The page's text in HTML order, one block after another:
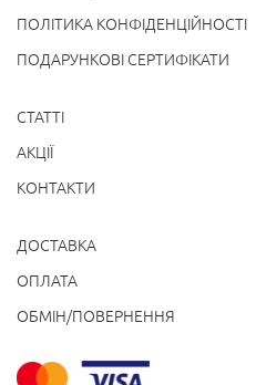
ПОЛІТИКА КОНФІДЕНЦІЙНОСТІ
ПОДАРУНКОВІ СЕРТИФІКАТИ
СТАТТІ
АКЦІЇ
КОНТАКТИ
ДОСТАВКА
ОПЛАТА
ОБМІН/ПОВЕРНЕННЯ